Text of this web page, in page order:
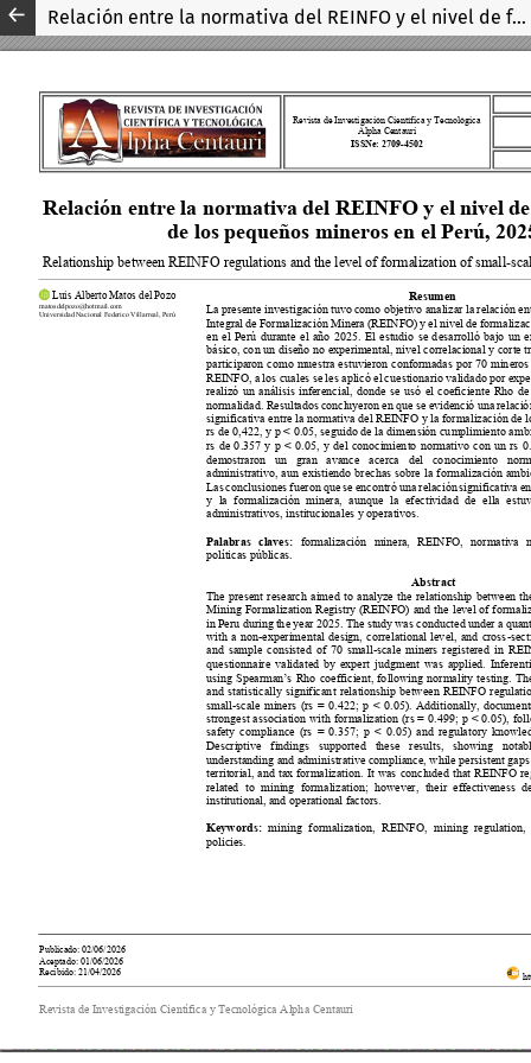
Relación entre la normativa del REINFO y el nivel de formalización de los pequeños mineros en el Perú, 2025